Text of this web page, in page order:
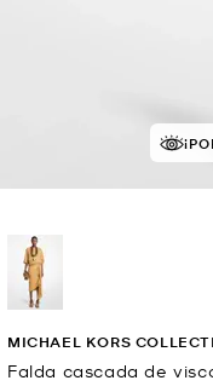
MICHAEL KORS
Falda cascada de